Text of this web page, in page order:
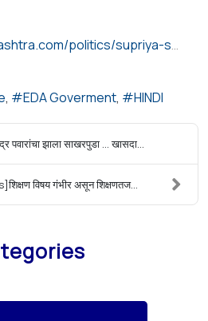
https://www.timemaharashtra.com/politics/supriya-sule-education-is-a-very-serious-issue-without-asking-the-question-their-government-or-our-government-lets-pursue-the-same-politics/124539/
EDA Goverment HINDI
झाला साखरपुडा ... खासदा...
विषय गंभीर असून शिक्षणतज...